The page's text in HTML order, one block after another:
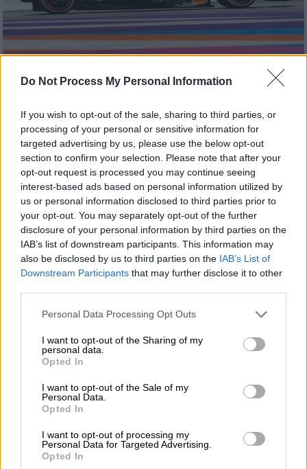
Do Not Process My Personal Information
If you wish to opt-out of the sale, sharing to third parties, or
processing of your personal or sensitive information for
targeted advertising by us, please use the below opt-out
section to confirm your selection. Please note that after your
opt-out request is processed you may continue seeing
interest-based ads based on personal information utilized by
us or personal information disclosed to third parties prior to
your opt-out. You may separately opt-out of the further
disclosure of your personal information by third parties on the
IAB’s list of downstream participants. This information may
also be disclosed by us to third parties on the IAB’s List of
Downstream Participants that may further disclose it to other
Please note that this website/app uses one or more Google
not limited to your visit or usage behaviour. You may click to
grant or deny consent to Google and its third-party tags to
use your data for below specified purposes in below Google
consent section.
Personal Data Processing Opt Outs
I want to opt-out of the Sharing of my
personal data.
Opted In
I want to opt-out of the Sale of my
Personal Data.
Opted In
I want to opt-out of processing my
Personal Data for Targeted Advertising.
Opted In
Formula 1: Θρίαμβος Πέρες στη
Σαουδική Αραβία - 2ος ο τρομερός
Φερστάπεν, 3ος ο Αλόνσο μετά από...
θρίλερ
Ο Σέρχιο Πέρες πανηγύρισε την πέμπτη νίκη
στην καριέρα του
Αθλητισμός |18.03.2023 20:20